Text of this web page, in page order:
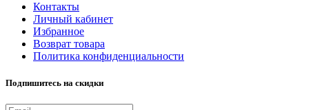
Контакты
Личный кабинет
Избранное
Возврат товара
Политика конфиденциальности
Подпишитесь на скидки